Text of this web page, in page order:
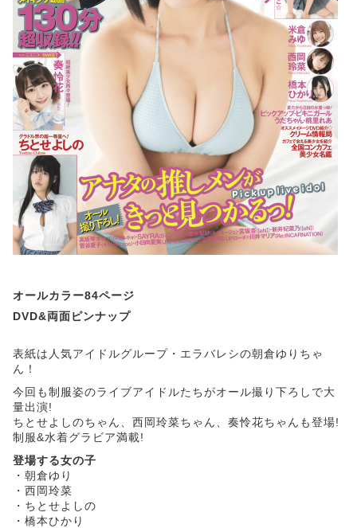
オールカラー84ページ
DVD&両面ピンナップ
表紙は人気アイドルグループ・エラバレシの朝倉ゆりちゃ
ん！
今回も制服姿のライブアイドルたちがオール撮り下ろしで大
量出演!
ちとせよしのちゃん、西岡玲菜ちゃん、奏怜花ちゃんも登場!
制服&水着グラビア満載!
登場する女の子
・朝倉ゆり
・西岡玲菜
・ちとせよしの
・橋本ひかり